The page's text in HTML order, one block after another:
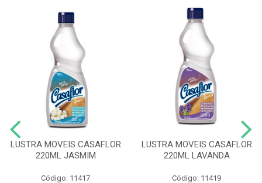
LUSTRA MOVEIS CASAFLOR
220ML JASMIM
Código: 11417
LUSTRA MOVEIS CASAFLOR
220ML LAVANDA
Código: 11419